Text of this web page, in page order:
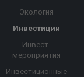
Экология
Инвестиции
Инвест-
мероприятия
Инвестиционные